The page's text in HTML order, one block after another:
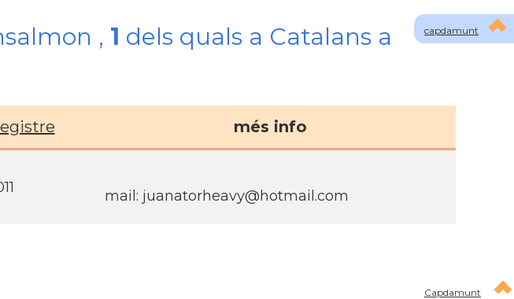
capdamunt
, 1 dels quals a Catalans a
més info
mail: juanatorheavy@hotmail.com
Capdamunt